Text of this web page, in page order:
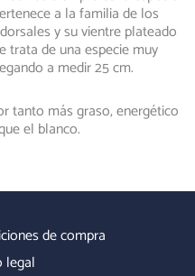
a la familia de los
y su vientre plateado
trata de una especie muy
a medir 25 cm.
tanto más graso, energético
el blanco.
de compra
legal